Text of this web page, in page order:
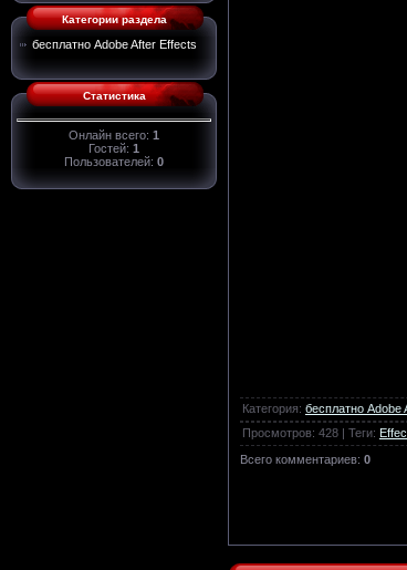
Категории раздела
бесплатно Adobe After Effects
Статистика
Онлайн всего: 1
Гостей: 1
Пользователей: 0
Категория: бесплатно Adobe
Просмотров: 428 | Теги:
Всего комментариев: 0